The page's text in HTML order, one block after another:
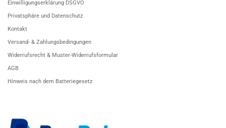
Einwilligungserklärung DSGVO
Privatsphäre und Datenschutz
Kontakt
Versand- & Zahlungsbedingungen
Widerrufsrecht & Muster-Widerrufsformular
AGB
Hinweis nach dem Batteriegesetz